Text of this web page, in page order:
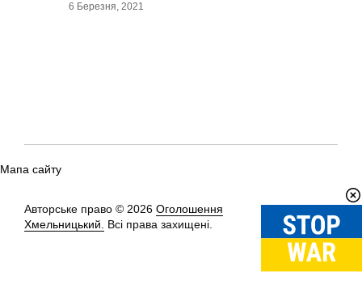
6 Березня, 2021
Мапа сайту
Авторське право © 2026 Оголошення
Хмельницький.
Всі права захищені.
Вгору↑